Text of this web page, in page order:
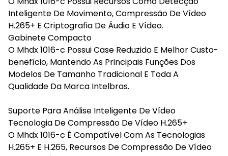
Inteligente De Movimento, Compressão De Vídeo
H.265+ E Criptografia De Áudio E Vídeo.
Gabinete Compacto
O Mhdx 1016-c Possui Case Reduzido E Melhor Custo-
benefício, Mantendo As Principais Funções Dos
Modelos De Tamanho Tradicional E Toda A
Qualidade Da Marca Intelbras.
Suporte Para Análise Inteligente De Vídeo
Tecnologia De Compressão De Vídeo H.265+
O Mhdx 1016-c É Compatível Com As Tecnologias
H.265+ E H.265, Recursos De Compressão De Vídeo